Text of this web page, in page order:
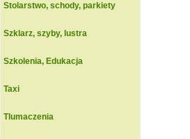
Stolarstwo, schody, parkiety
Szklarz, szyby, lustra
Szkolenia, Edukacja
Taxi
Tlumaczenia